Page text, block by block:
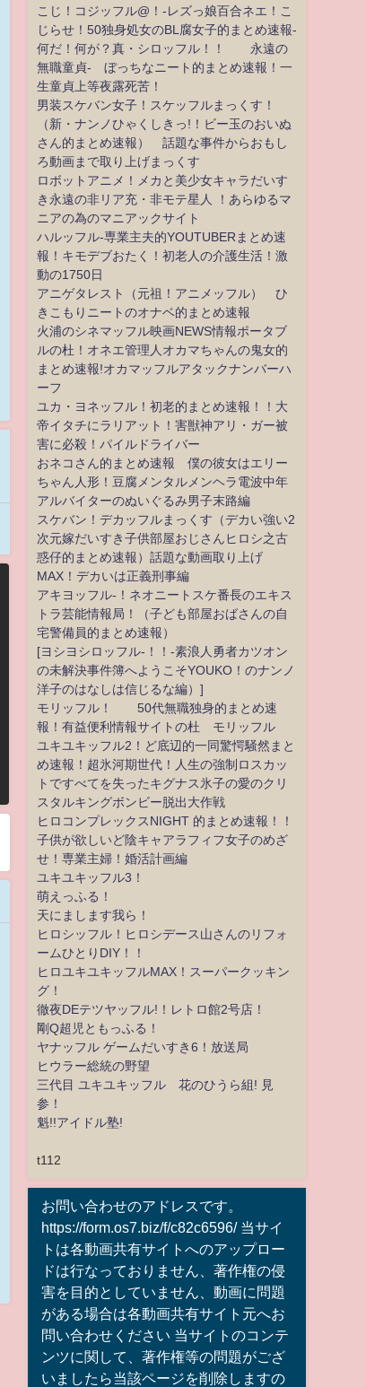
こじ！コジッフル@！-レズっ娘百合ネエ！こ
じらせ！50独身処女のBL腐女子的まとめ速報-
何だ！何が？真・シロッフル！！ 永遠の
無職童貞- ぼっちなニート的まとめ速報！一
生童貞上等夜露死苦！
男装スケバン女子！スケッフルまっくす！
（新・ナンノひゃくしきっ!！ビー玉のおいぬ
さん的まとめ速報） 話題な事件からおもし
ろ動画まで取り上げまっくす
ロボットアニメ！メカと美少女キャラだいす
き永遠の非リア充・非モテ星人 ！あらゆるマ
ニアの為のマニアックサイト
ハルッフル-専業主夫的YOUTUBERまとめ速
報！キモデブおたく！初老人の介護生活！激
動の1750日
アニゲタレスト（元祖！アニメッフル） ひ
きこもりニートのオナベ的まとめ速報
火浦のシネマッフル映画NEWS情報ポータブ
ルの杜！オネエ管理人オカマちゃんの鬼女的
まとめ速報!オカマッフルアタックナンバーハ
ーフ
ユカ・ヨネッフル！初老的まとめ速報！！大
帝イタチにラリアット！害獣神アリ・ガー被
害に必殺！パイルドライバー
おネコさん的まとめ速報 僕の彼女はエリー
ちゃん人形！豆腐メンタルメンヘラ電波中年
アルバイターのぬいぐるみ男子末路編
スケバン！デカッフルまっくす（デカい強い2
次元嫁だいすき子供部屋おじさんヒロシ之古
惑仔的まとめ速報）話題な動画取り上げ
MAX！デカいは正義刑事編
アキヨッフル-！ネオニートスケ番長のエキス
トラ芸能情報局！（子ども部屋おばさんの自
宅警備員的まとめ速報）
[ヨシヨシロッフル-！！-素浪人勇者カツオン
の未解決事件簿へようこそYOUKO！のナンノ
洋子のはなしは信じるな編）]
モリッフル！ 50代無職独身的まとめ速
報！有益便利情報サイトの杜 モリッフル
ユキユキッフル2！ど底辺的一同驚愕騒然まと
め速報！超氷河期世代！人生の強制ロスカッ
トですべてを失ったキグナス氷子の愛のクリ
スタルキングボンビー脱出大作戦
ヒロコンプレックスNIGHT 的まとめ速報！！
子供が欲しいど陰キャアラフィフ女子のめざ
せ！専業主婦！婚活計画編
ユキユキッフル3！
萌えっふる！
天にまします我ら！
ヒロシッフル！ヒロシデース山さんのリフォ
ームひとりDIY！！
ヒロユキユキッフルMAX！スーパークッキン
グ！
徹夜DEテツヤッフル!！レトロ館2号店！
剛Q超児ともっふる！
ヤナッフル ゲームだいすき6！放送局
ヒウラー総統の野望
三代目 ユキユキッフル 花のひうら組! 見
参！
魁!!アイドル塾!
t112
お問い合わせのアドレスです。
https://form.os7.biz/f/c82c6596/ 当サイ
トは各動画共有サイトへのアップロー
ドは行なっておりません、著作権の侵
害を目的としていません、動画に問題
がある場合は各動画共有サイト元へお
問い合わせください 当サイトのコンテ
ンツに関して、著作権等の問題がござ
いましたら当該ページを削除しますの